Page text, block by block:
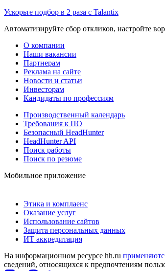
Ускорьте подбор в 2 раза с Talantix
Автоматизируйте сбор откликов, настройте
О компании
Наши вакансии
Партнерам
Реклама на сайте
Новости и статьи
Инвесторам
Кандидаты по профессиям
Производственный календарь
Требования к ПО
Безопасный HeadHunter
HeadHunter API
Поиск работы
Поиск по резюме
Мобильное приложение
Этика и комплаенс
Оказание услуг
Использование сайтов
Защита персональных данных
ИТ аккредитация
На информационном ресурсе hh.ru
сведений, относящихся к предпочтениям